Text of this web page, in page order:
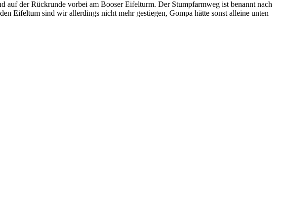
auf der Rückrunde vorbei am Booser Eifelturm. Der Stumpfarmweg ist benannt nach
Eifeltum sind wir allerdings nicht mehr gestiegen, Gompa hätte sonst alleine unten